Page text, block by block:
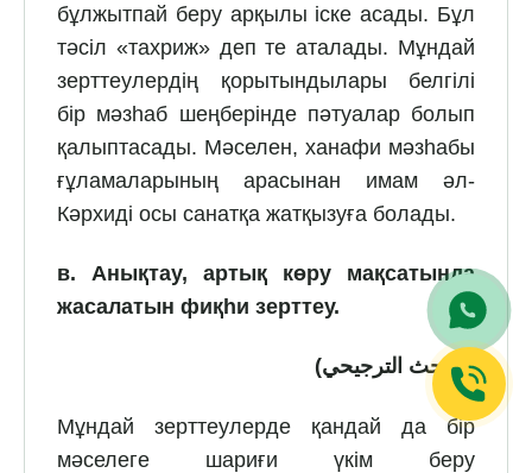
бұлжытпай беру арқылы іске асады. Бұл
тәсіл «тахриж» деп те аталады. Мұндай
зерттеулердің қорытындылары белгілі
бір мәзһаб шеңберінде пәтуалар болып
қалыптасады. Мәселен, ханафи мәзһабы
ғұламаларының арасынан имам әл-
Кәрхиді осы санатқа жатқызуға болады.
в.Анықтау, артық көру мақсатында
жасалатын фиқһи зерттеу.
(البحث الترجيحي)
Мұндай зерттеулерде қандай да бір
мәселеге шариғи үкім беру